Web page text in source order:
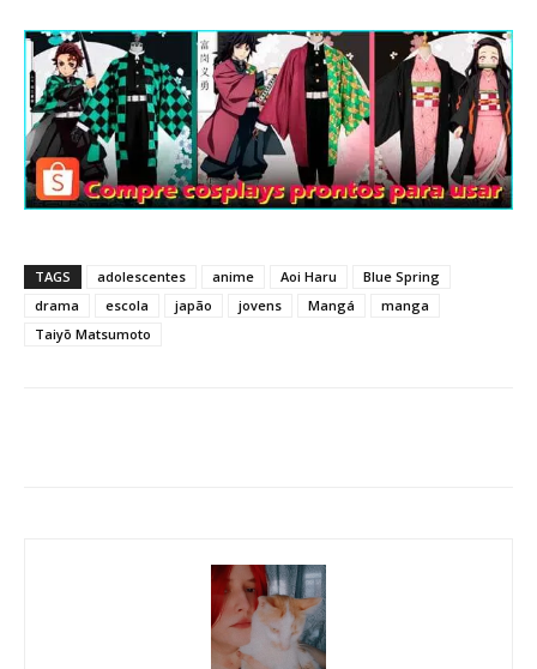
TAGS adolescentes anime Aoi Haru
Blue Spring
drama
escola japão jovens Mangá
manga
Taiyō Matsumoto